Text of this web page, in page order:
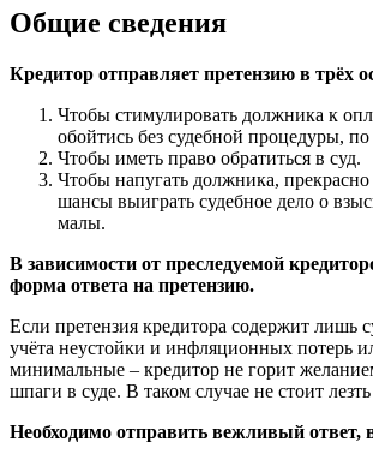
Общие сведения
Кредитор отправляет претензию в трёх
Чтобы стимулировать должника к
обойтись без судебной процедуры,
Чтобы иметь право обратиться в суд.
Чтобы напугать должника,
шансы выиграть судебное дело о
малы.
В зависимости от преследуемой
форма ответа на претензию.
Если претензия кредитора содержит лишь
учёта неустойки и инфляционных потерь
минимальные – кредитор не горит
шпаги в суде. В таком случае не стоит
Необходимо отправить вежливый ответ,